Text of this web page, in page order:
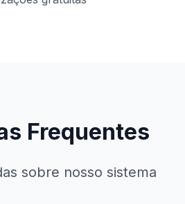
Frequentes
sobre nosso sistema